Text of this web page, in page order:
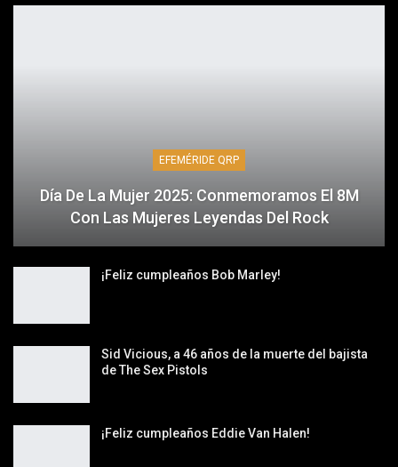
EFEMÉRIDE QRP
Día De La Mujer 2025: Conmemoramos El 8M
Con Las Mujeres Leyendas Del Rock
¡Feliz cumpleaños Bob Marley!
Sid Vicious, a 46 años de la muerte del bajista
de The Sex Pistols
¡Feliz cumpleaños Eddie Van Halen!